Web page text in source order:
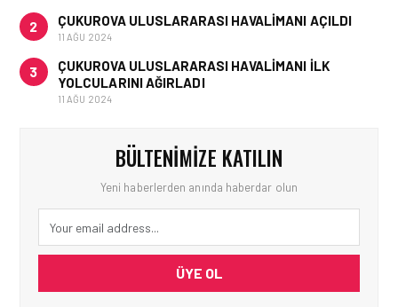
2 ÇUKUROVA ULUSLARARASI HAVALIMANI AÇILDI
11 AĞU 2024
3
ÇUKUROVA ULUSLARARASI HAVALIMANI İLK
YOLCULARINI AĞIRLADI
11 AĞU 2024
BÜLTENIMIZE KATILIN
Yeni haberlerden anında haberdar olun
ÜYE OL